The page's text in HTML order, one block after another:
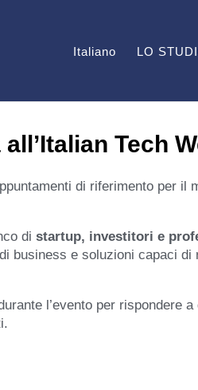
Italiano LO
Tech
di riferimento per il
di startup, investitori e
business e soluzioni capaci di
l’evento per rispondere